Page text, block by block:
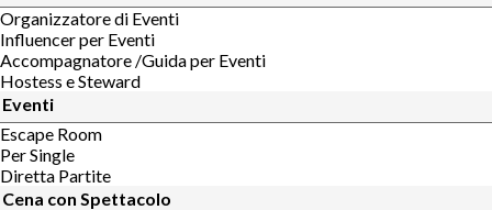
Organizzatore di Eventi
Influencer per Eventi
Accompagnatore /Guida per Eventi
Hostess e Steward
Eventi
Escape Room
Per Single
Diretta Partite
Cena con Spettacolo